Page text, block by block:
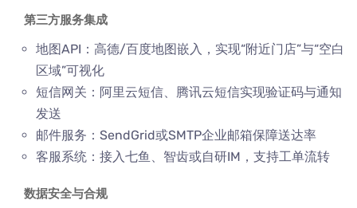
第三方服务集成
地图API：高德/百度地图嵌入，实现“附近门店”与“空白
区域”可视化
短信网关：阿里云短信、腾讯云短信实现验证码与通知
发送
邮件服务：SendGrid或SMTP企业邮箱保障送达率
客服系统：接入七鱼、智齿或自研IM，支持工单流转
数据安全与合规